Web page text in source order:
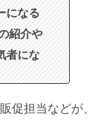
になる
紹介や
者にな
促担当などが、